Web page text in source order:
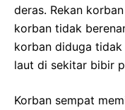
deras. Rekan
korban tidak
korban diduga tidak
laut di sekitar bibir
Korban sempat